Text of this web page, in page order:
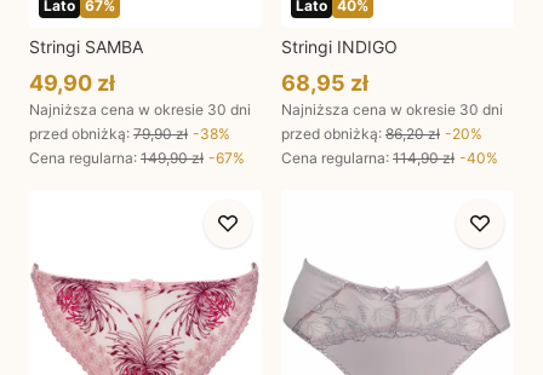
Lato 67%
Stringi SAMBA
49,90 zł
Najniższa cena w okresie 30 dni
przed obniżką: 79,90 zł -38%
Cena regularna: 149,90 zł -67%
Lato 40%
Stringi INDIGO
68,95 zł
Najniższa cena w okresie 30 dni
przed obniżką: 86,20 zł -20%
Cena regularna: 114,90 zł -40%